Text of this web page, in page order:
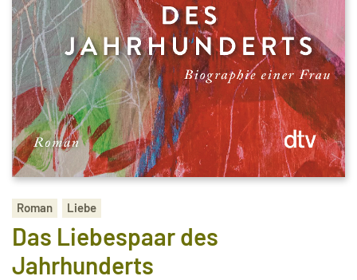
Roman Liebe
Das Liebespaar des
Jahrhunderts